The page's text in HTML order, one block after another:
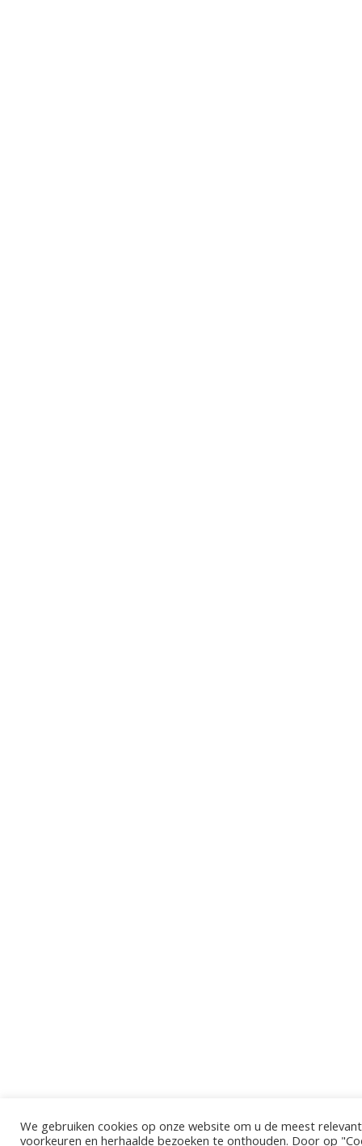
We gebruiken cookies op onze website om u de meest
voorkeuren en herhaalde bezoeken te onthouden. Door op